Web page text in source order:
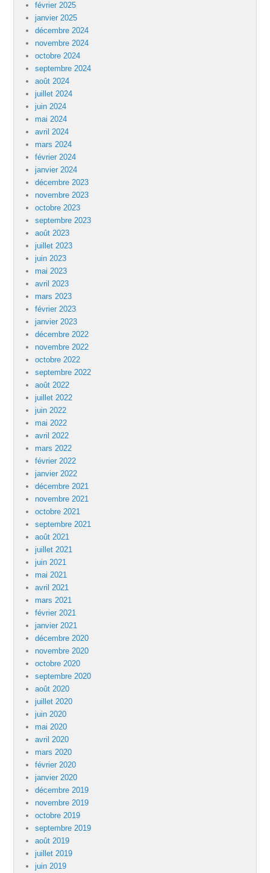
février 2025
janvier 2025
décembre 2024
novembre 2024
octobre 2024
septembre 2024
août 2024
juillet 2024
juin 2024
mai 2024
avril 2024
mars 2024
février 2024
janvier 2024
décembre 2023
novembre 2023
octobre 2023
septembre 2023
août 2023
juillet 2023
juin 2023
mai 2023
avril 2023
mars 2023
février 2023
janvier 2023
décembre 2022
novembre 2022
octobre 2022
septembre 2022
août 2022
juillet 2022
juin 2022
mai 2022
avril 2022
mars 2022
février 2022
janvier 2022
décembre 2021
novembre 2021
octobre 2021
septembre 2021
août 2021
juillet 2021
juin 2021
mai 2021
avril 2021
mars 2021
février 2021
janvier 2021
décembre 2020
novembre 2020
octobre 2020
septembre 2020
août 2020
juillet 2020
juin 2020
mai 2020
avril 2020
mars 2020
février 2020
janvier 2020
décembre 2019
novembre 2019
octobre 2019
septembre 2019
août 2019
juillet 2019
juin 2019